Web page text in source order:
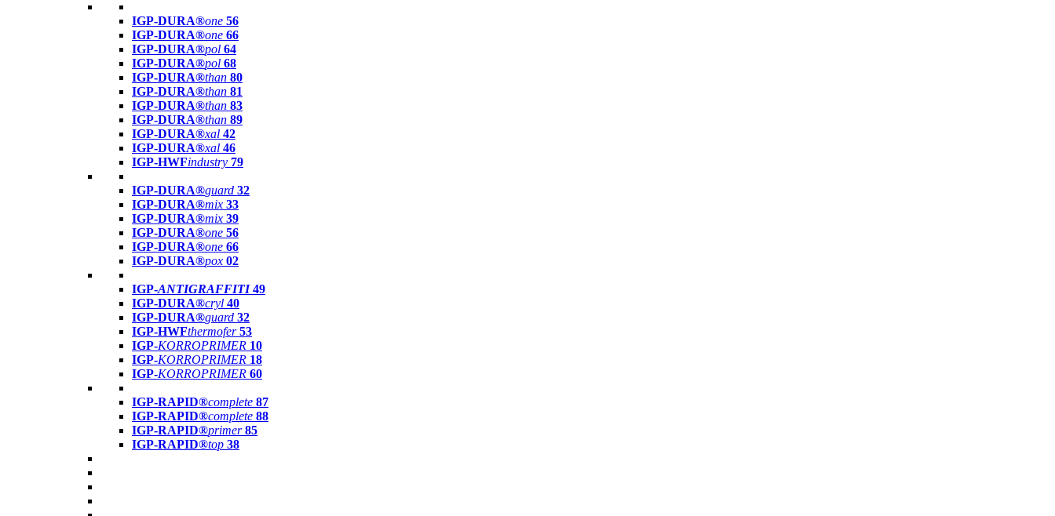
IGP-DURA®one 56
IGP-DURA®one 66
IGP-DURA®pol 64
IGP-DURA®pol 68
IGP-DURA®than 80
IGP-DURA®than 81
IGP-DURA®than 83
IGP-DURA®than 89
IGP-DURA®xal 42
IGP-DURA®xal 46
IGP-HWFindustry 79
IGP-DURA®guard 32
IGP-DURA®mix 33
IGP-DURA®mix 39
IGP-DURA®one 56
IGP-DURA®one 66
IGP-DURA®pox 02
IGP-ANTIGRAFFITI49
IGP-DURA®cryl 40
IGP-DURA®guard 32
IGP-HWFthermofer 53
IGP-KORROPRIMER 10
IGP-KORROPRIMER 18
IGP-KORROPRIMER 60
IGP-RAPID®complete 87
IGP-RAPID®complete 88
IGP-RAPID®primer 85
IGP-RAPID®top 38